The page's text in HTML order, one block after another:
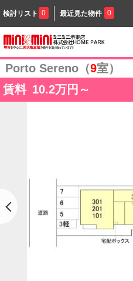
検討リスト 0 最近見た物件 0
Porto Sereno（9室）
賃料 10.2万円～